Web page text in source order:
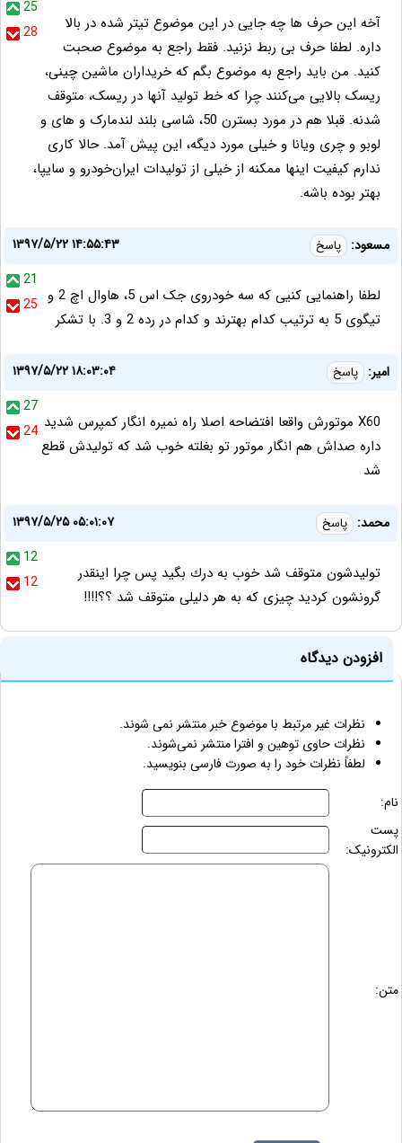
25
28
آخه این حرف ها چه جایی در این موضوع تیتر شده در بالا
داره. لطفا حرف بی ربط نزنید. فقط راجع به موضوع صحبت
کنید. من باید راجع به موضوع بگم که خریداران ماشین چینی،
ریسک بالایی می‌کنند چرا که خط تولید آنها در ریسک، متوقف
شدنه. قبلا هم در مورد بسترن 50، شاسی بلند لندمارک و های و
لوبو و چری ویانا و خیلی مورد دیگه، این پیش آمد. حالا کاری
ندارم کیفیت اینها ممکنه از خیلی از تولیدات ایران‌خودرو و سایپا،
بهتر بوده باشه.
مسعود: پاسخ
۱۳۹۷/۵/۲۲ ۱۴:۵۵:۴۳
21
25 لطفا راهنمایی کنیی که سه خودروی جک اس 5، هاوال اچ 2 و
تیگوی 5 به ترتیب کدام بهترند و کدام در رده 2 و 3. با تشکر
امیر: پاسخ
۱۳۹۷/۵/۲۲ ۱۸:۰۳:۰۴
27
24 X60 موتورش واقعا افتضاحه اصلا راه نمیره انگار کمپرس شدید
داره صداش هم انگار موتور تو بغلته خوب شد که تولیدش قطع
شد
محمد: پاسخ
۱۳۹۷/۵/۲۵ ۰۵:۰۱:۰۷
12
12
توليدشون متوقف شد خوب به درك بگيد پس چرا اينقدر
گرونشون كرديد چيزى كه به هر دليلى متوقف شد ؟؟!!!!
افزودن دیدگاه
نظرات غیر مرتبط با موضوع خبر منتشر نمی شوند.
نظرات حاوی توهین و افترا منتشر نمی‌شوند.
لطفاً نظرات خود را به صورت فارسی بنویسید.
نام:
پست
الکترونیک:
متن: